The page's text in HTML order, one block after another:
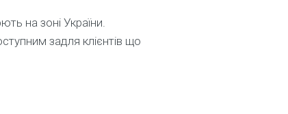
на зоні України.
задля клієнтів що